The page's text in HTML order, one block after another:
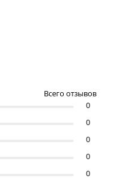
Всего отзывов
0
0
0
0
0